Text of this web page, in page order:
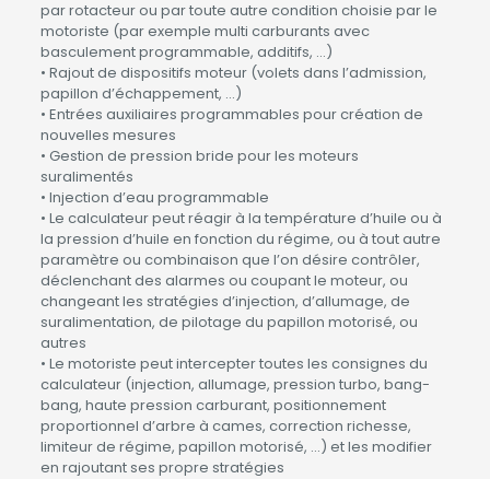
par rotacteur ou par toute autre condition choisie par le
motoriste (par exemple multi carburants avec
basculement programmable, additifs, …)
• Rajout de dispositifs moteur (volets dans l’admission,
papillon d’échappement, …)
• Entrées auxiliaires programmables pour création de
nouvelles mesures
• Gestion de pression bride pour les moteurs
suralimentés
• Injection d’eau programmable
• Le calculateur peut réagir à la température d’huile ou à
la pression d’huile en fonction du régime, ou à tout autre
paramètre ou combinaison que l’on désire contrôler,
déclenchant des alarmes ou coupant le moteur, ou
changeant les stratégies d’injection, d’allumage, de
suralimentation, de pilotage du papillon motorisé, ou
autres
• Le motoriste peut intercepter toutes les consignes du
calculateur (injection, allumage, pression turbo, bang-
bang, haute pression carburant, positionnement
proportionnel d’arbre à cames, correction richesse,
limiteur de régime, papillon motorisé, …) et les modifier
en rajoutant ses propre stratégies